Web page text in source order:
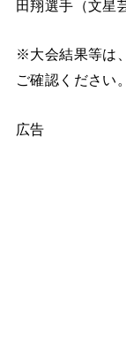
田翔選手（文星
※大会結果等は
ご確認ください。
広告